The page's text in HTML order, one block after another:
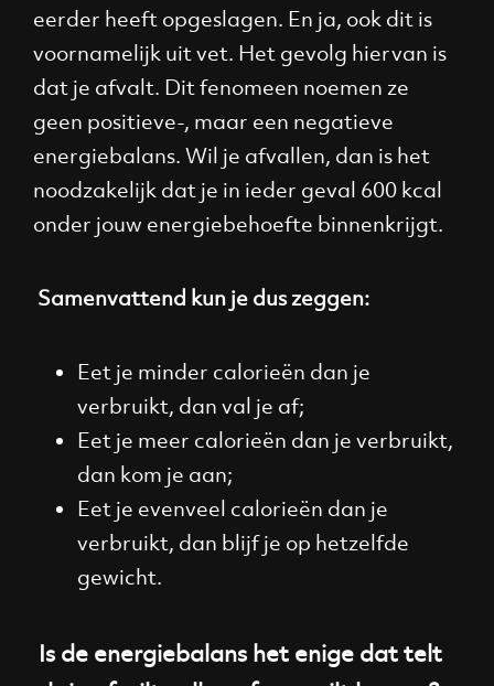
eerder heeft opgeslagen. En ja, ook dit is
voornamelijk uit vet. Het gevolg hiervan is
dat je afvalt. Dit fenomeen noemen ze
geen positieve-, maar een negatieve
energiebalans. Wil je afvallen, dan is het
noodzakelijk dat je in ieder geval 600 kcal
onder jouw energiebehoefte binnenkrijgt.
Samenvattend kun je dus zeggen:
Eet je minder calorieën dan je
verbruikt, dan val je af;
Eet je meer calorieën dan je verbruikt,
dan kom je aan;
Eet je evenveel calorieën dan je
verbruikt, dan blijf je op hetzelfde
gewicht.
Is de energiebalans het enige dat telt